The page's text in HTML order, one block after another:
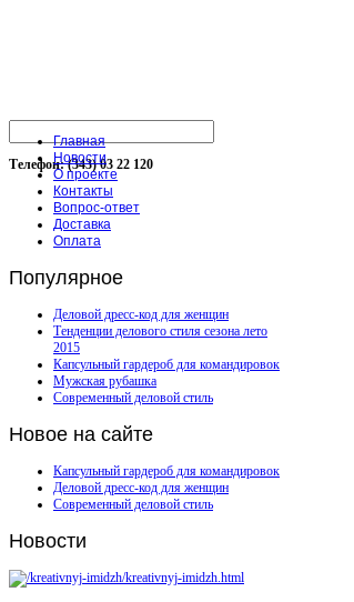
Телефон: (343) 03 22 120
Главная
Новости
О проекте
Контакты
Вопрос-ответ
Доставка
Оплата
Популярное
Деловой дресс-код для женщин
Тенденции делового стиля сезона лето
2015
Капсульный гардероб для командировок
Мужская рубашка
Современный деловой стиль
Новое на сайте
Капсульный гардероб для командировок
Деловой дресс-код для женщин
Современный деловой стиль
Новости